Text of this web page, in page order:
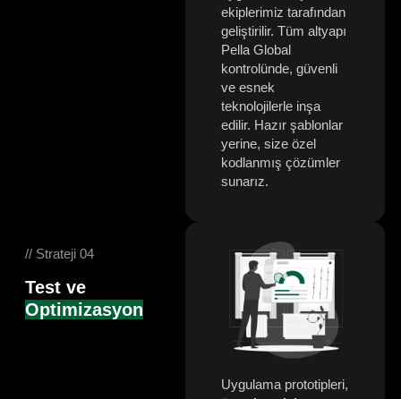
ekiplerimiz tarafından
geliştirilir. Tüm altyapı
Pella Global
kontrolünde, güvenli
ve esnek
teknolojilerle inşa
edilir. Hazır şablonlar
yerine, size özel
kodlanmış çözümler
sunarız.
// Strateji 04
Test ve
Optimizasyon
Uygulama prototipleri,